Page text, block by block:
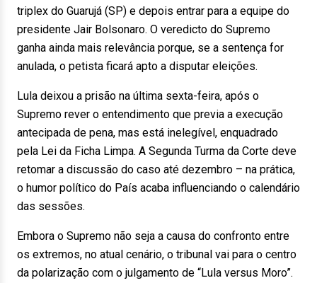
triplex do Guarujá (SP) e depois entrar para a equipe do
presidente Jair Bolsonaro. O veredicto do Supremo
ganha ainda mais relevância porque, se a sentença for
anulada, o petista ficará apto a disputar eleições.
Lula deixou a prisão na última sexta-feira, após o
Supremo rever o entendimento que previa a execução
antecipada de pena, mas está inelegível, enquadrado
pela Lei da Ficha Limpa. A Segunda Turma da Corte deve
retomar a discussão do caso até dezembro – na prática,
o humor político do País acaba influenciando o calendário
das sessões.
Embora o Supremo não seja a causa do confronto entre
os extremos, no atual cenário, o tribunal vai para o centro
da polarização com o julgamento de “Lula versus Moro”.